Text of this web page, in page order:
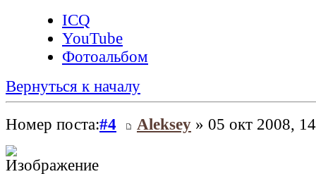
ICQ
YouTube
Фотоальбом
Вернуться к началу
Номер поста:#4 Aleksey » 05 окт 2008,